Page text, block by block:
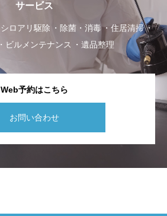
サービス
シロアリ駆除 除菌・消毒
住居清掃
ビルメンテナンス 遺品整理
Web予約はこちら
お問い合わせ